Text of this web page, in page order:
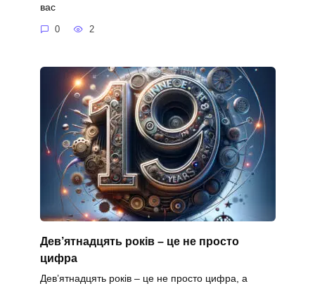
вас
0 2
Дев’ятнадцять років – це не просто
цифра
Дев’ятнадцять років – це не просто цифра, а